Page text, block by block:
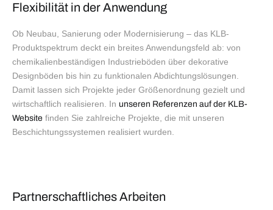
Flexibilität in der Anwendung
Ob Neubau, Sanierung oder Modernisierung – das KLB-
Produktspektrum deckt ein breites Anwendungsfeld ab: von
chemikalienbeständigen Industrieböden über dekorative
Designböden bis hin zu funktionalen Abdichtungslösungen.
Damit lassen sich Projekte jeder Größenordnung gezielt und
wirtschaftlich realisieren. In unseren Referenzen auf der KLB-
Website finden Sie zahlreiche Projekte, die mit unseren
Beschichtungssystemen realisiert wurden.
Partnerschaftliches Arbeiten